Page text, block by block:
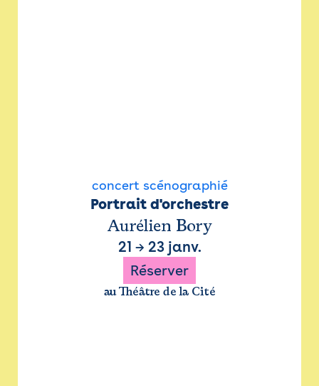
concert scénographié
Portrait d'orchestre
Aurélien Bory
21 → 23 janv.
Réserver
au Théâtre de la Cité